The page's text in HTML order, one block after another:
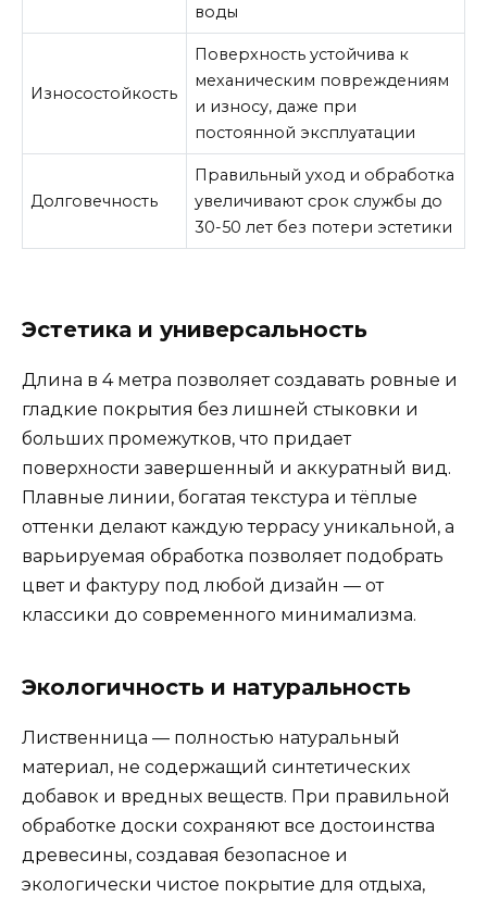
воды
Износостойкость
Поверхность устойчива к
механическим повреждениям
и износу, даже при
постоянной эксплуатации
Долговечность
Правильный уход и обработка
увеличивают срок службы до
30-50 лет без потери эстетики
Эстетика и универсальность
Длина в 4 метра позволяет создавать ровные и
гладкие покрытия без лишней стыковки и
больших промежутков, что придает
поверхности завершенный и аккуратный вид.
Плавные линии, богатая текстура и тёплые
оттенки делают каждую террасу уникальной, а
варьируемая обработка позволяет подобрать
цвет и фактуру под любой дизайн — от
классики до современного минимализма.
Экологичность и натуральность
Лиственница — полностью натуральный
материал, не содержащий синтетических
добавок и вредных веществ. При правильной
обработке доски сохраняют все достоинства
древесины, создавая безопасное и
экологически чистое покрытие для отдыха,